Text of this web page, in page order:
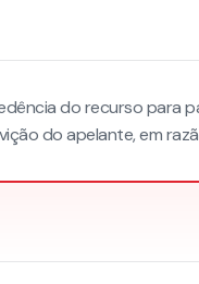
do recurso para
do apelante, em